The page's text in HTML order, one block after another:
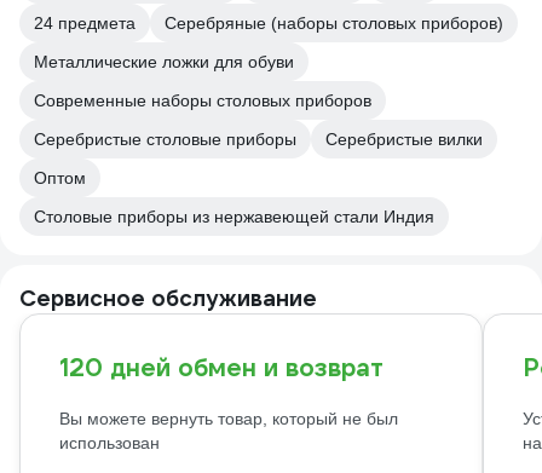
24 предмета
Серебряные (наборы столовых приборов)
Металлические ложки для обуви
Современные наборы столовых приборов
Серебристые столовые приборы
Серебристые вилки
Оптом
Столовые приборы из нержавеющей стали Индия
Сервисное обслуживание
120 дней обмен и возврат
Вы можете вернуть товар, который не был
использован